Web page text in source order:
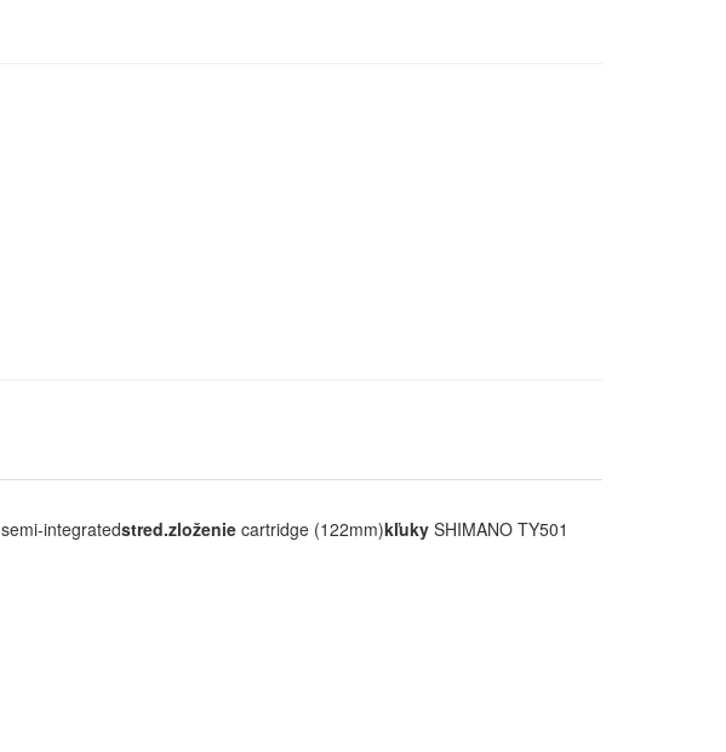
semi-integratedstred.zloženie cartridge (122mm)kľuky SHIMANO TY501